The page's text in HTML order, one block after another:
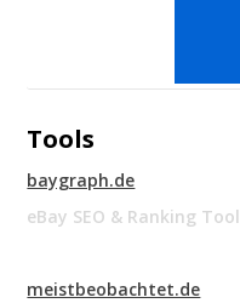
Tools
baygraph.de
eBay SEO & Ranking Tool
meistbeobachtet.de